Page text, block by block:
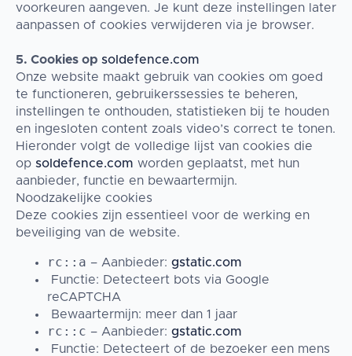
voorkeuren aangeven. Je kunt deze instellingen later
aanpassen of cookies verwijderen via je browser.
5. Cookies op soldefence.com
Onze website maakt gebruik van cookies om goed
te functioneren, gebruikerssessies te beheren,
instellingen te onthouden, statistieken bij te houden
en ingesloten content zoals video’s correct te tonen.
Hieronder volgt de volledige lijst van cookies die
op soldefence.com worden geplaatst, met hun
aanbieder, functie en bewaartermijn.
Noodzakelijke cookies
Deze cookies zijn essentieel voor de werking en
beveiliging van de website.
rc::a – Aanbieder: gstatic.com
Functie: Detecteert bots via Google
reCAPTCHA
Bewaartermijn: meer dan 1 jaar
rc::c – Aanbieder: gstatic.com
Functie: Detecteert of de bezoeker een mens